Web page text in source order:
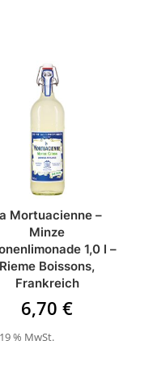
Mortuacienne –
Minze
1,0 l –
Rieme Boissons,
Frankreich
6,70€
% MwSt.